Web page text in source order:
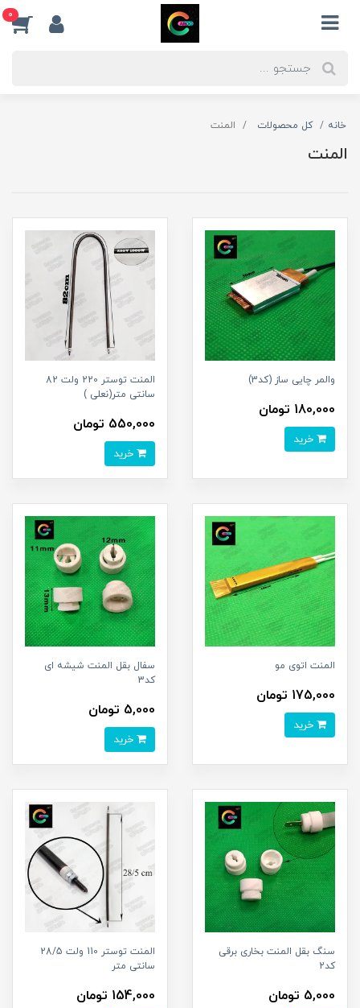
0
خانه کل محصولات المنت
المنت
والمر چایی ساز (کد3)
180,000 تومان
المنت توستر 220 ولت 82
سانتی متر(نعلی )
550,000 تومان
المنت اتوی مو
175,000 تومان
سفال بقل المنت شیشه ای
کد3
5,000 تومان
سنگ بقل المنت بخاری برقی
کد2
5,000 تومان
المنت توستر 110 ولت 28/5
سانتی متر
154,000 تومان